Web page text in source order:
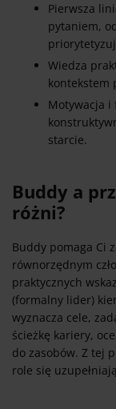
Pierwsza
pytaniem,
Wiedza
kontekstem
Motywacja i
starcie.
Buddy a
różni?
Buddy pomaga Ci
równorzędnym
praktycznych
(formalny lider)
wyznacza cele,
ścieżkę kariery,
do zasobów. Z tej
role się